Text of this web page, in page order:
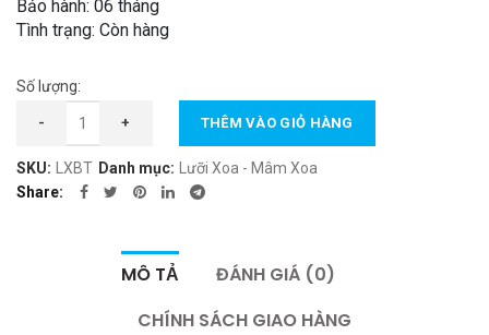
Bảo hành: 06 tháng
Tình trạng: Còn hàng
Số lượng:
Lưỡi Xoa Nền Bê Tông số lượng
- + THÊM VÀO GIỎ HÀNG
SKU: LXBT Danh mục: Lưỡi Xoa - Mâm Xoa
Share
MÔ TẢ
ĐÁNH GIÁ (0)
CHÍNH SÁCH GIAO HÀNG